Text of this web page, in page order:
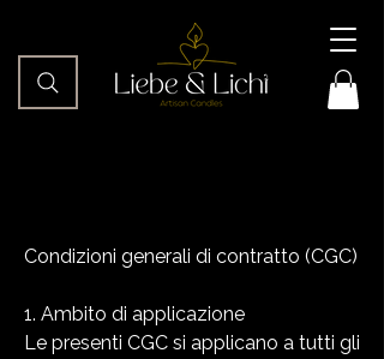
Condizioni generali di contratto (CGC)
1. Ambito di applicazione
Le presenti CGC si applicano a tutti gli